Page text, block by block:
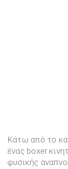
Κάτω από το
ένας boxer
φυσικής